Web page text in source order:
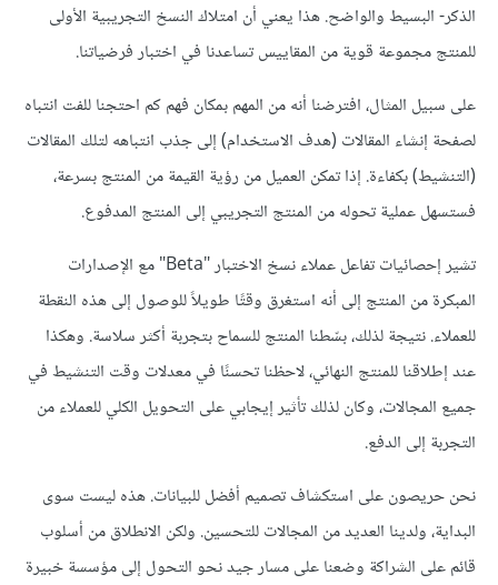
الذكر- البسيط والواضح. هذا يعني أن امتلاك النسخ التجريبية الأولى
للمنتج مجموعة قوية من المقاييس تساعدنا في اختبار فرضياتنا.
على سبيل المثال، افترضنا أنه من المهم بمكان فهم كم احتجنا للفت انتباه
لصفحة إنشاء المقالات (هدف الاستخدام) إلى جذب انتباهه لتلك المقالات
(التنشيط) بكفاءة. إذا تمكن العميل من رؤية القيمة من المنتج بسرعة،
فستسهل عملية تحوله من المنتج التجريبي إلى المنتج المدفوع.
تشير إحصائيات تفاعل عملاء نسخ الاختبار "Beta" مع الإصدارات
المبكرة من المنتج إلى أنه استغرق وقتًا طويلاً للوصول إلى هذه النقطة
للعملاء. نتيجة لذلك، بسّطنا المنتج للسماح بتجربة أكثر سلاسة. وهكذا
عند إطلاقنا للمنتج النهائي، لاحظنا تحسنًا في معدلات وقت التنشيط في
جميع المجالات، وكان لذلك تأثير إيجابي على التحويل الكلي للعملاء من
التجربة إلى الدفع.
نحن حريصون على استكشاف تصميم أفضل للبيانات. هذه ليست سوى
البداية، ولدينا العديد من المجالات للتحسين. ولكن الانطلاق من أسلوب
قائم على الشراكة وضعنا على مسار جيد نحو التحول إلى مؤسسة خبيرة